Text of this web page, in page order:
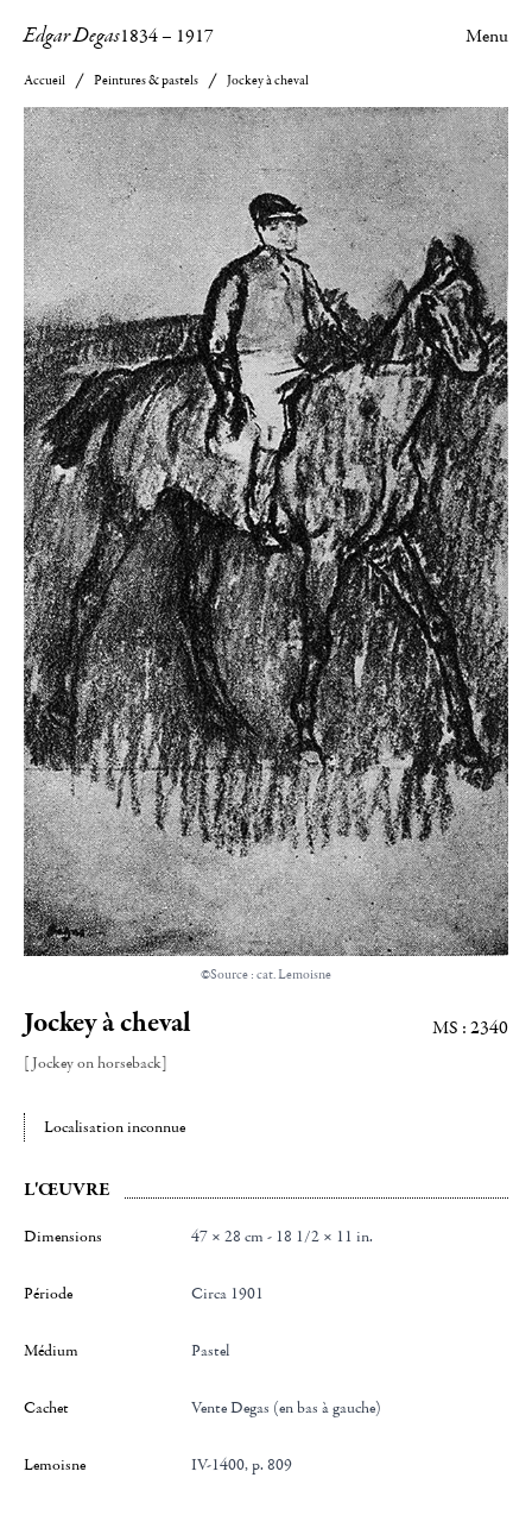
Edgar Degas1834– 1917 Menu
Accueil Peintures & pastels Jockey à cheval
©Source : cat. Lemoisne
Jockey à cheval
[Jockey on horseback]
MS : 2340
Localisation inconnue
L'ŒUVRE
Dimensions 47 × 28 cm - 18 1/2 × 11 in.
Période Circa 1901
Médium Pastel
Cachet Vente Degas (en bas à gauche)
Lemoisne IV-1400, p. 809